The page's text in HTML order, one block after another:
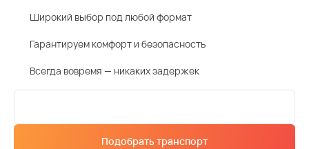
Широкий выбор под любой формат
Гарантируем комфорт и безопасность
Всегда вовремя — никаких задержек
Подобрать транспорт